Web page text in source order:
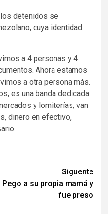
detenidos se
cuya identidad
a 4 personas y 4
Ahora estamos
a otra persona más.
es una banda dedicada
y lomiterías, van
dinero en efectivo,
Siguente
Pego a su propia mamá y
fue preso